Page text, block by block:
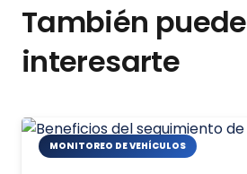
También puede
interesarte
MONITOREO DE VEHÍCULOS